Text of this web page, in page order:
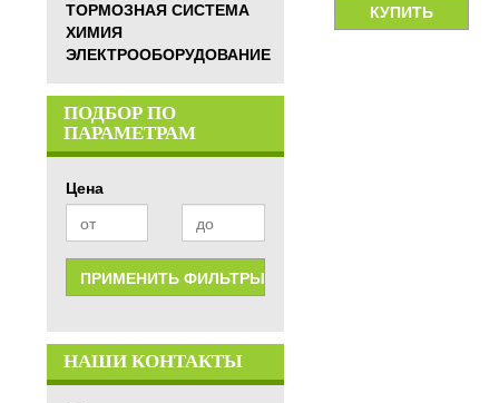
ТОРМОЗНАЯ СИСТЕМА
ХИМИЯ
ЭЛЕКТРООБОРУДОВАНИЕ
ПОДБОР ПО
ПАРАМЕТРАМ
Цена
НАШИ КОНТАКТЫ
КУПИТЬ